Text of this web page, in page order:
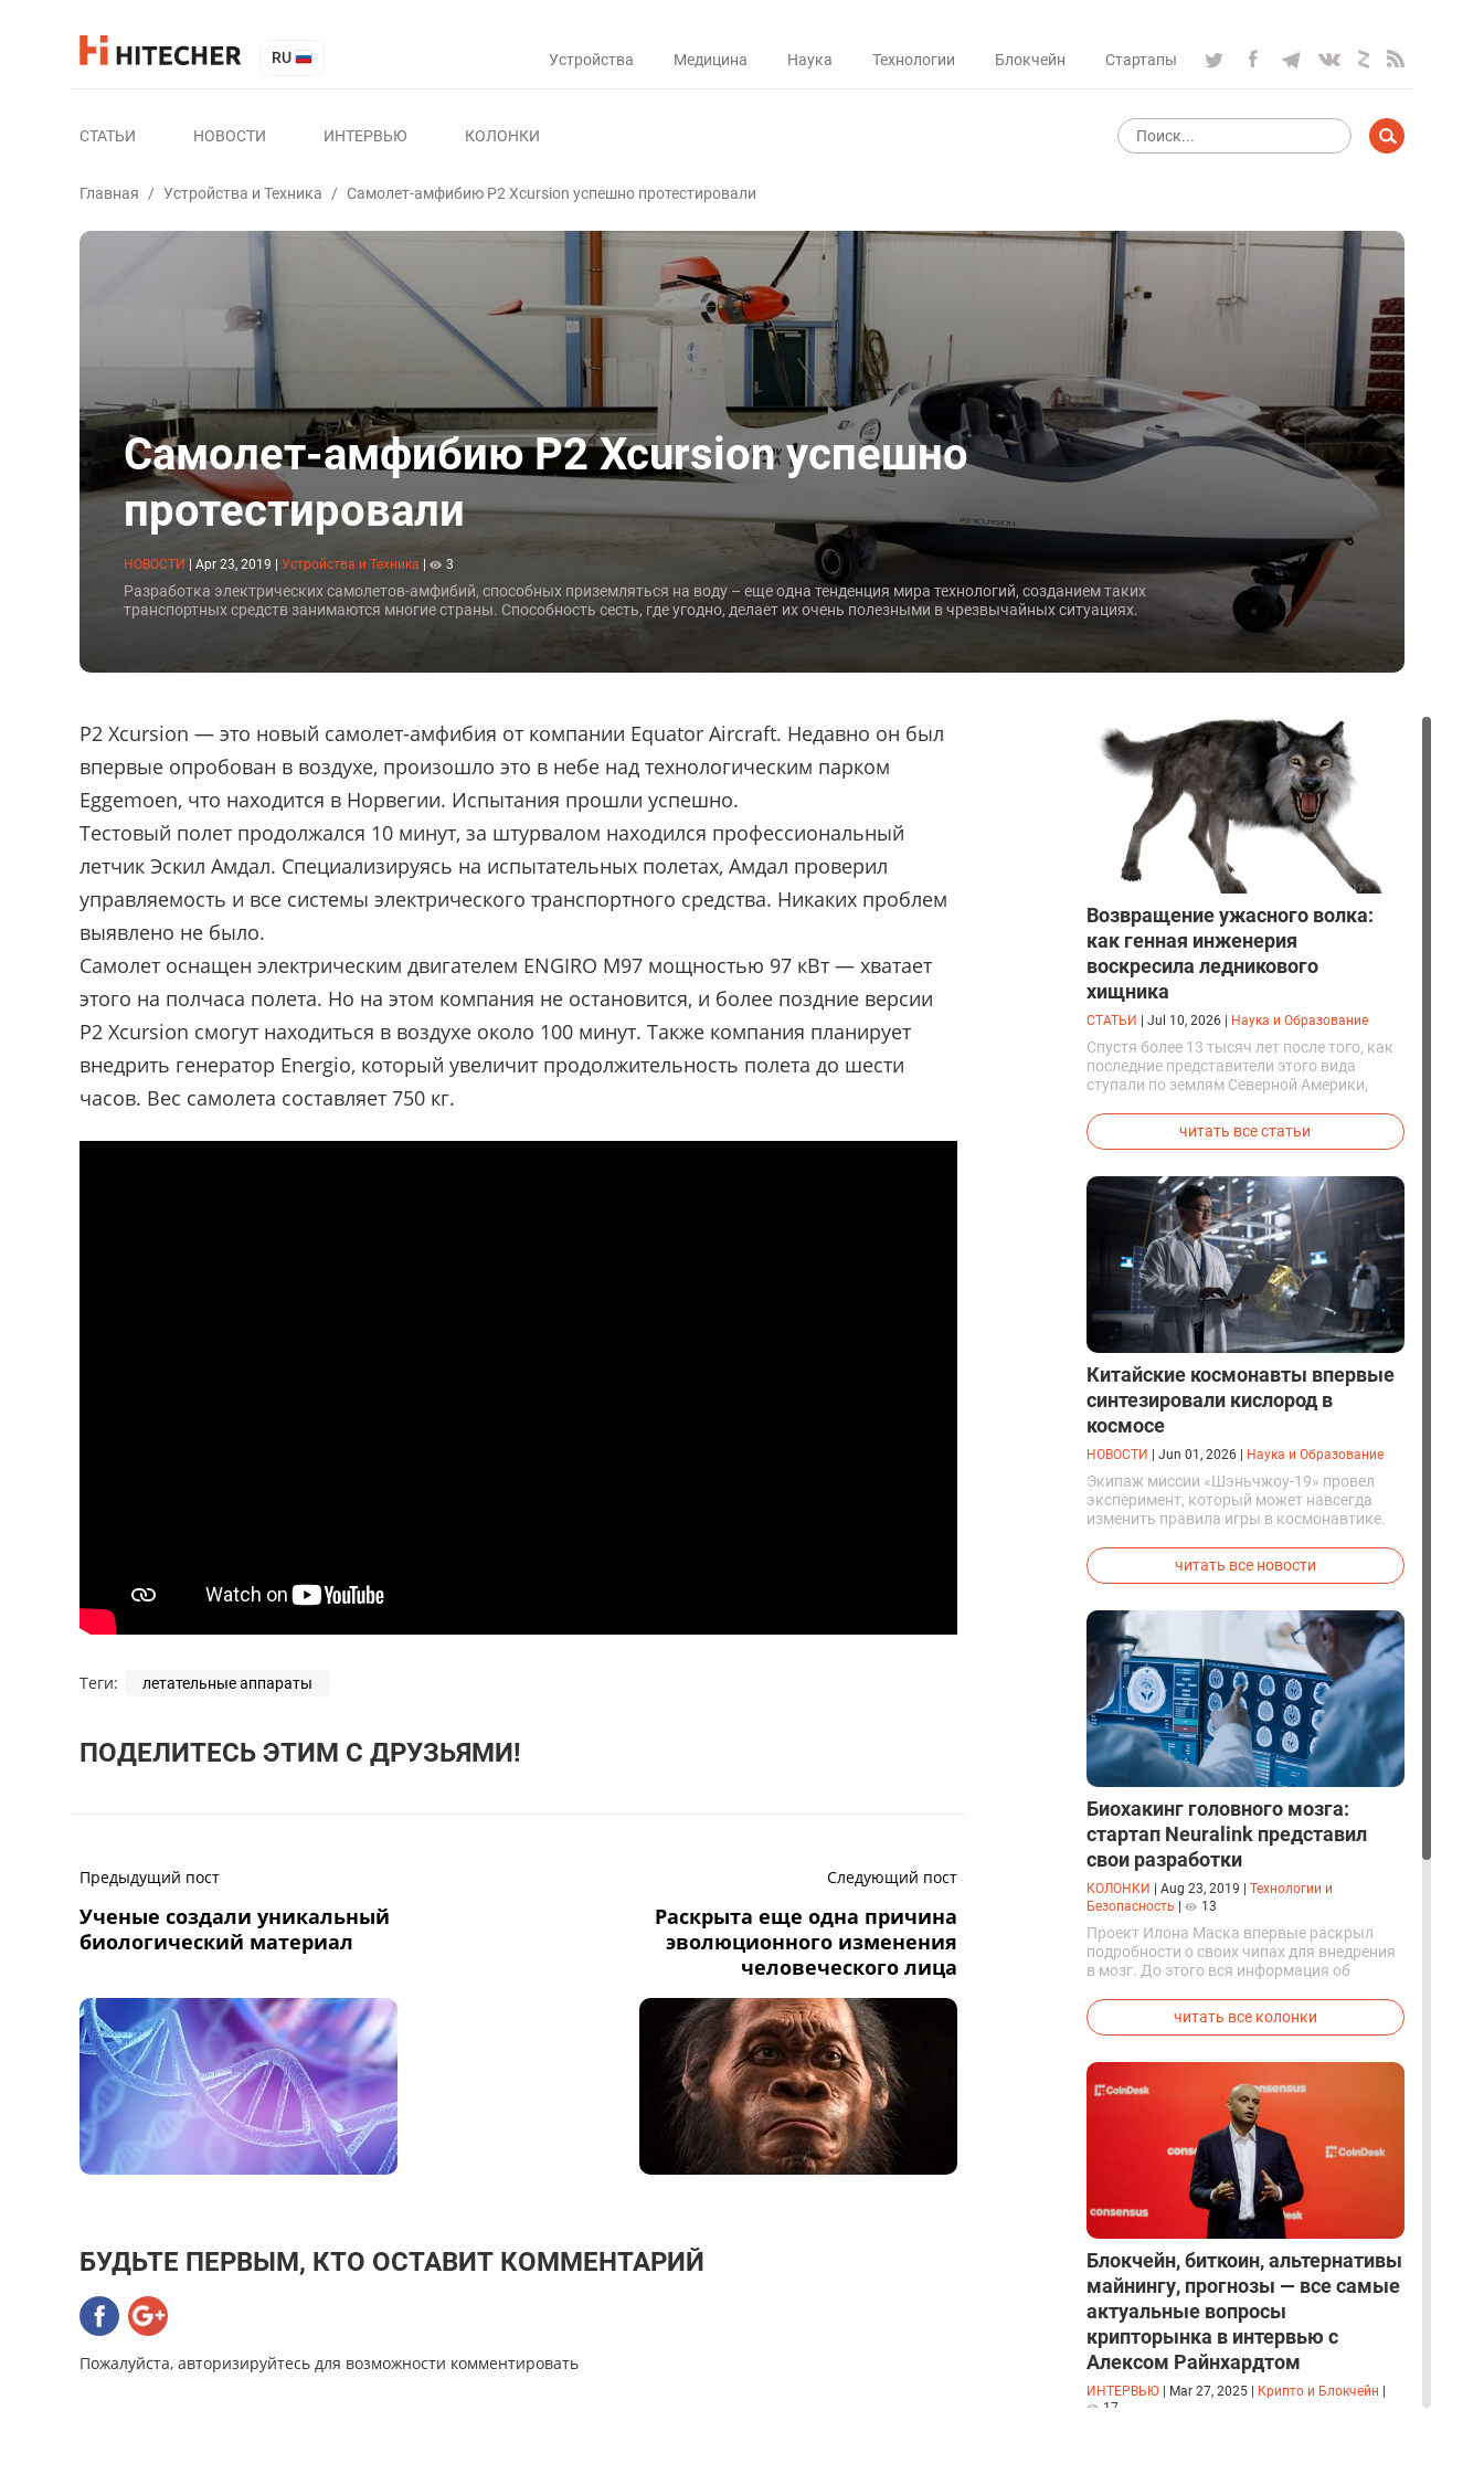
RU Устройства Медицина Наука Технологии Блокчейн Стартапы
СТАТЬИ НОВОСТИ ИНТЕРВЬЮ КОЛОНКИ
Главная / Устройства и Техника / Самолет-амфибию P2 Xcursion успешно протестировали
Самолет-амфибию P2 Xcursion успешно
протестировали
НОВОСТИ | Apr 23, 2019 Устройства и Техника 3
Разработка электрических самолетов-амфибий, способных приземляться на воду – еще одна тенденция мира технологий, созданием таких
транспортных средств занимаются многие страны. Способность сесть, где угодно, делает их очень полезными в чрезвычайных ситуациях.
P2 Xcursion — это новый самолет-амфибия от компании Equator Aircraft. Недавно он был
впервые опробован в воздухе, произошло это в небе над технологическим парком
Eggemoen, что находится в Норвегии. Испытания прошли успешно.
Тестовый полет продолжался 10 минут, за штурвалом находился профессиональный
летчик Эскил Амдал. Специализируясь на испытательных полетах, Амдал проверил
управляемость и все системы электрического транспортного средства. Никаких проблем
выявлено не было.
Самолет оснащен электрическим двигателем ENGIRO M97 мощностью 97 кВт — хватает
этого на полчаса полета. Но на этом компания не остановится, и более поздние версии
P2 Xcursion смогут находиться в воздухе около 100 минут. Также компания планирует
внедрить генератор Energio, который увеличит продолжительность полета до шести
часов. Вес самолета составляет 750 кг.
Теги: летательные аппараты
ПОДЕЛИТЕСЬ ЭТИМ С ДРУЗЬЯМИ!
Предыдущий пост
Ученые создали уникальный
биологический материал
Следующий пост
Раскрыта еще одна причина
эволюционного изменения
человеческого лица
БУДЬТЕ ПЕРВЫМ, КТО ОСТАВИТ КОММЕНТАРИЙ
Пожалуйста, авторизируйтесь для возможности комментировать
Возвращение ужасного волка:
как генная инженерия
воскресила ледникового
хищника
СТАТЬИ Jul 10, 2026 Наука и Образование
Спустя более 13 тысяч лет после того, как
последние представители этого вида
ступали по землям Северной Америки,
вывели первых генетически
модифицированных щенков с фенотипом
читать все статьи
Китайские космонавты впервые
синтезировали кислород в
космосе
НОВОСТИ Jun 01, 2026 Наука и Образование
Экипаж миссии «Шэньчжоу-19» провел
эксперимент, который может навсегда
изменить правила игры в космонавтике.
успешно синтезировали кислород и
компоненты ракетного топлива с
прямо на орбите.
читать все новости
Биохакинг головного мозга:
стартап Neuralink представил
свои разработки
КОЛОНКИ Aug 23, 2019
Технологии и
Безопасность
13
Проект Илона Маска впервые раскрыл
подробности о своих чипах для внедрения
в мозг. До этого вся информация об
читать все колонки
Блокчейн, биткоин, альтернативы
майнингу, прогнозы — все самые
актуальные вопросы
крипторынка в интервью с
Алексом Райнхардтом
ИНТЕРВЬЮ Mar 27, 2025 Крипто и Блокчейн
17